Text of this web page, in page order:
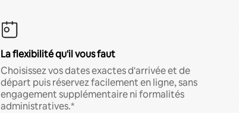
La flexibilité qu'il vous faut
Choisissez vos dates exactes d'arrivée et de
départ puis réservez facilement en ligne, sans
engagement supplémentaire ni formalités
administratives.*